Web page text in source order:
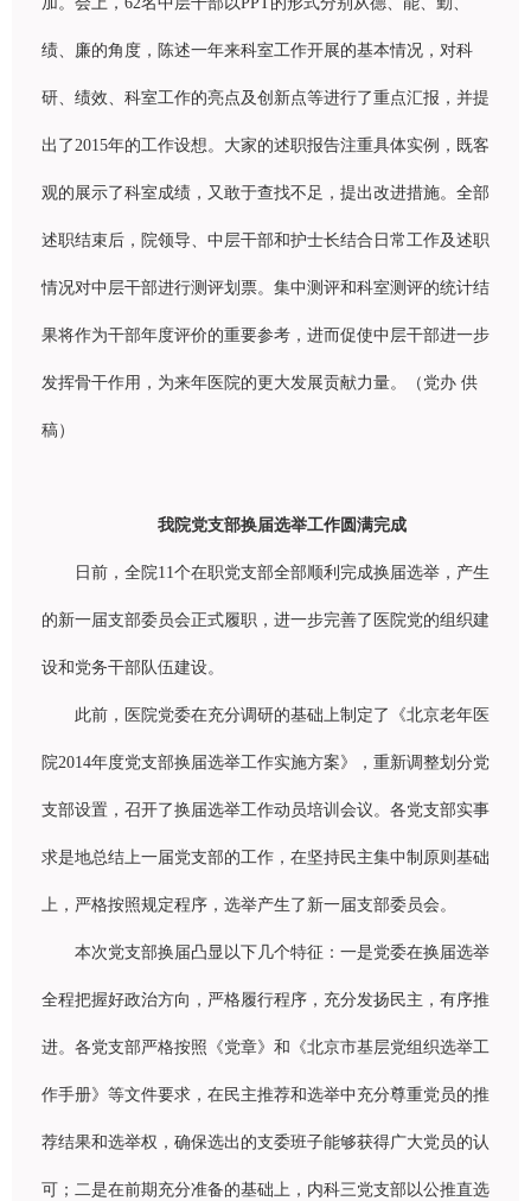
绩、廉的角度， 陈述一年来科室工作开展的基本情况， 对科
研、 绩效、科室工作的亮点及创 新点等进行了重点汇报 ，并提
出了2015年的工作设想。大家的述职报告注重具体实例，既客
观的展示了科室成绩 ，又敢于查找不足，提出改进措施。全部
述职结束后，院领导、中 层干部和护士长结合日常工作及述职
情况对中 层干部进行测评划票。集中测评和科室测评的统计结
果将作为干部年度评价的重要参考， 进而促使中 层干部进一步
发挥骨干作用， 为来年医院的更大发展贡献力量。（党办 供
稿）
我院党支部换届选举工作圆满完成
日前，全院11个在职党支部全部顺利完成换届选举 ， 产生
的新一届支部委员会正式履职 ， 进一步完善了医院党的组织建
设和党务干部 队伍建设。
此前，医院党委在充分调研的基础上制定了《北京老年医
院2014年度党支部换届选举工作实施方案》，重新调整划分党
支部设置，召开了换届选举工作动员培训 会议。各党支部实事
求是地总结上一届党支部的工作，在坚持民主集中制原则 基础
上， 严格按照规定程序， 选举产生了新一届支部委员会。
本次党支部换届凸显 以下几个特征：一是党委在换届选举
全程把握好政治方向， 严格履行程序，充分发扬 民主，有序推
进。各党支部严格按照《党章》和《北京市基层党组织选举工
作手册》等文件要求，在民主推荐和选举中充分尊重党员的推
荐结果和选举权 ，确保选出的支委班子能够获得广大党员的认
可；二是在前期充分准备的基础上，内科三党支部以公推直选